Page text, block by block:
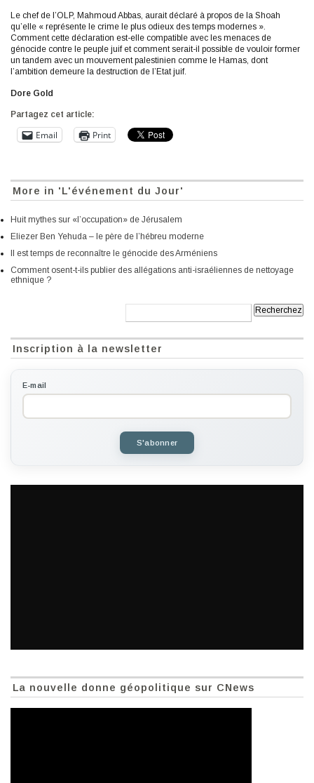
Le chef de l’OLP, Mahmoud Abbas, aurait déclaré à propos de la Shoah
qu’elle « représente le crime le plus odieux des temps modernes ».
Comment cette déclaration est-elle compatible avec les menaces de
génocide contre le peuple juif et comment serait-il possible de vouloir former
un tandem avec un mouvement palestinien comme le Hamas, dont
l’ambition demeure la destruction de l’Etat juif.
Dore Gold
Partagez cet article:
Email Print
More in 'L'événement du Jour'
Huit mythes sur «l’occupation» de Jérusalem
Eliezer Ben Yehuda – le père de l’hébreu moderne
Il est temps de reconnaître le génocide des Arméniens
Comment osent-t-ils publier des allégations anti-israéliennes de nettoyage
ethnique ?
Inscription à la newsletter
E-mail
S'abonner
La nouvelle donne géopolitique sur CNews